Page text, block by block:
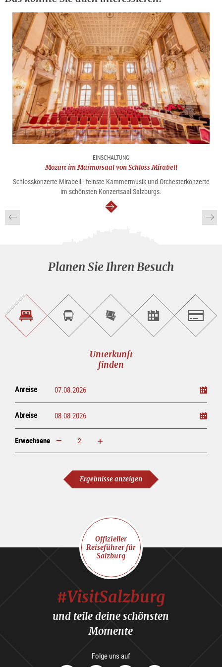
EINSCHALTUNG
Mozart im Marmorsaal von Schloss Mirabell
Schlosskonzerte Mirabell - feinste Kammermusik und Orchesterkonzerte
im schönsten Konzertsaal Salzburgs.
weiter
Planen Sie Ihren Besuch
Unterkunft<br>findenSightseeing<br>Tour
buchen
Tickets
online<br>kaufen
Events<br>finden
Unterkunft
finden
Anreise
Abreise
Erwachsene erhöhen verringern
Ergebnisse anzeigen
Offizieller
Reiseführer für
Salzburg
#VisitSalzburg
und teile deine schönsten
Momente
Folge uns auf